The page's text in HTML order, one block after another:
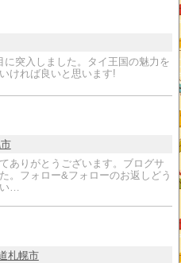
に突入しました。タイ王国の魅力を
ければ良いと思います!
ありがとうございます。ブログサ
。フォロー&フォローのお返しどう
い…
札幌市